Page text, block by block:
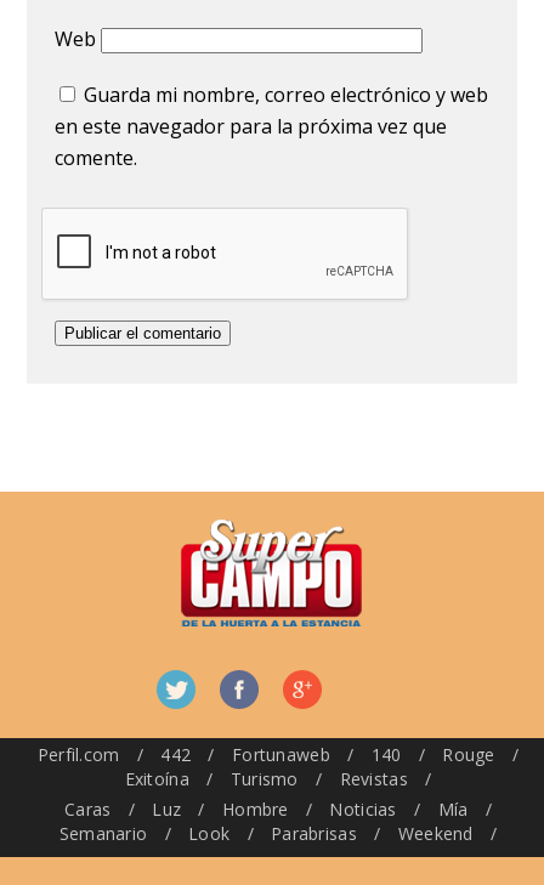
Web
Guarda mi nombre, correo electrónico y web
en este navegador para la próxima vez que
comente.
Perfil.com / 442 / Fortunaweb / 140 / Rouge
/
Exitoína
/ Turismo / Revistas
/
Caras
/ Luz / Hombre / Noticias / Mía
/
Semanario
/ Look / Parabrisas / Weekend /